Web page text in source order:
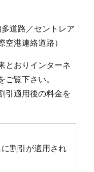
道路／セントレア
空港連絡道路）
とおりインターネ
ご覧下さい。
引適用後の料金を
割引が適用され